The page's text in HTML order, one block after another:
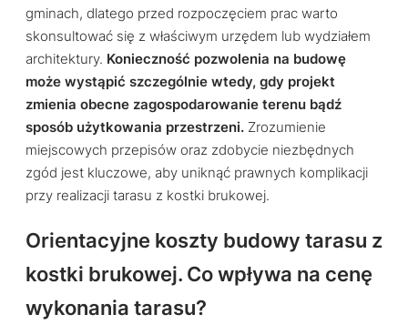
gminach, dlatego przed rozpoczęciem prac warto
skonsultować się z właściwym urzędem lub wydziałem
architektury. Konieczność pozwolenia na budowę
może wystąpić szczególnie wtedy, gdy projekt
zmienia obecne zagospodarowanie terenu bądź
sposób użytkowania przestrzeni. Zrozumienie
miejscowych przepisów oraz zdobycie niezbędnych
zgód jest kluczowe, aby uniknąć prawnych komplikacji
przy realizacji tarasu z kostki brukowej.
Orientacyjne koszty budowy tarasu z
kostki brukowej. Co wpływa na cenę
wykonania tarasu?